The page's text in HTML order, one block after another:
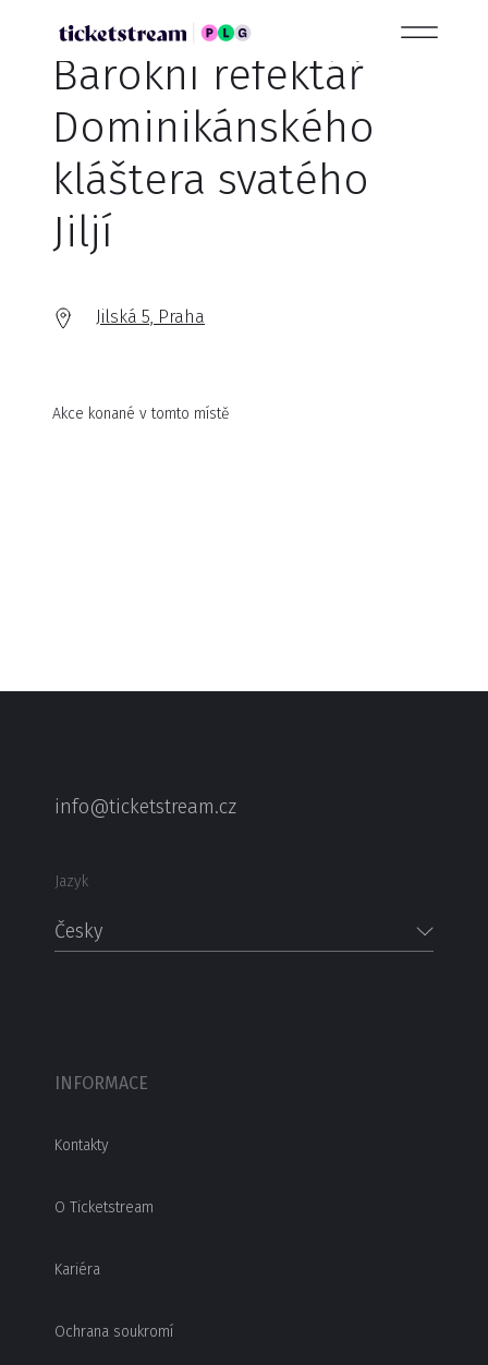
Barokní refektář
Dominikánského
kláštera svatého
Jiljí
Jilská 5, Praha
Akce konané v tomto místě
info@ticketstream.cz
Jazyk
Česky
INFORMACE
Kontakty
O Ticketstream
Kariéra
Ochrana soukromí